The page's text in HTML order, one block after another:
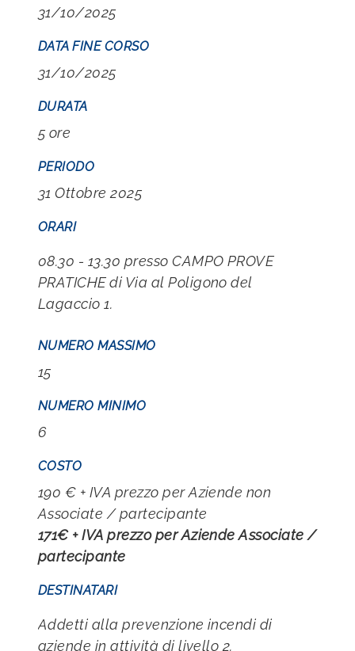
31/10/2025
DATA FINE CORSO
31/10/2025
DURATA
5 ore
PERIODO
31 Ottobre 2025
ORARI
08.30 - 13.30 presso CAMPO PROVE
PRATICHE di Via al Poligono del
Lagaccio 1.
NUMERO MASSIMO
15
NUMERO MINIMO
6
COSTO
190 € + IVA prezzo per Aziende non
Associate / partecipante
171€ + IVA prezzo per Aziende Associate /
partecipante
DESTINATARI
Addetti alla prevenzione incendi di
aziende in attività di livello 2.